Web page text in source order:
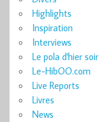
Highlights
Inspiration
Interviews
Le pola d'hier soir
Le-HibOO.com
Live Reports
Livres
News